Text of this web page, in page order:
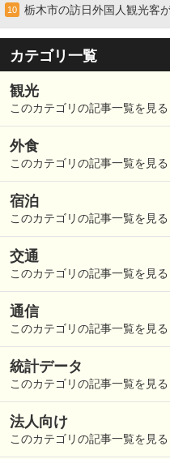
10 栃木市の訪日外国人観光客
カテゴリ一覧
観光
このカテゴリの記事一覧を見る
外食
このカテゴリの記事一覧を見る
宿泊
このカテゴリの記事一覧を見る
交通
このカテゴリの記事一覧を見る
通信
このカテゴリの記事一覧を見る
統計データ
このカテゴリの記事一覧を見る
法人向け
このカテゴリの記事一覧を見る